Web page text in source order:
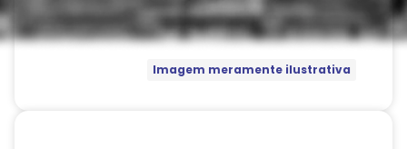
Imagem meramente ilustrativa